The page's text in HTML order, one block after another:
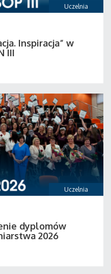
Uczelnia
Inspiracja” w
III
Uczelnia
dyplomów
2026